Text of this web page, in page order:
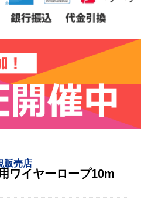
販売店
ワイヤーロープ10m